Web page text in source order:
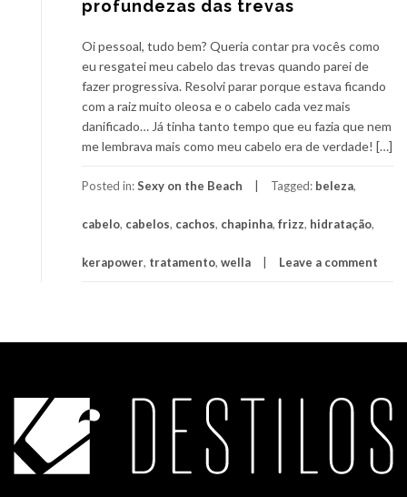
profundezas das trevas
Oi pessoal, tudo bem? Queria contar pra vocês como
eu resgatei meu cabelo das trevas quando parei de
fazer progressiva. Resolvi parar porque estava ficando
com a raiz muito oleosa e o cabelo cada vez mais
danificado… Já tinha tanto tempo que eu fazia que nem
me lembrava mais como meu cabelo era de verdade! […]
Posted in:Sexy on the Beach Tagged: beleza,
cabelo, cabelos, cachos, chapinha, frizz, hidratação,
kerapower, tratamento, wella Leave a comment